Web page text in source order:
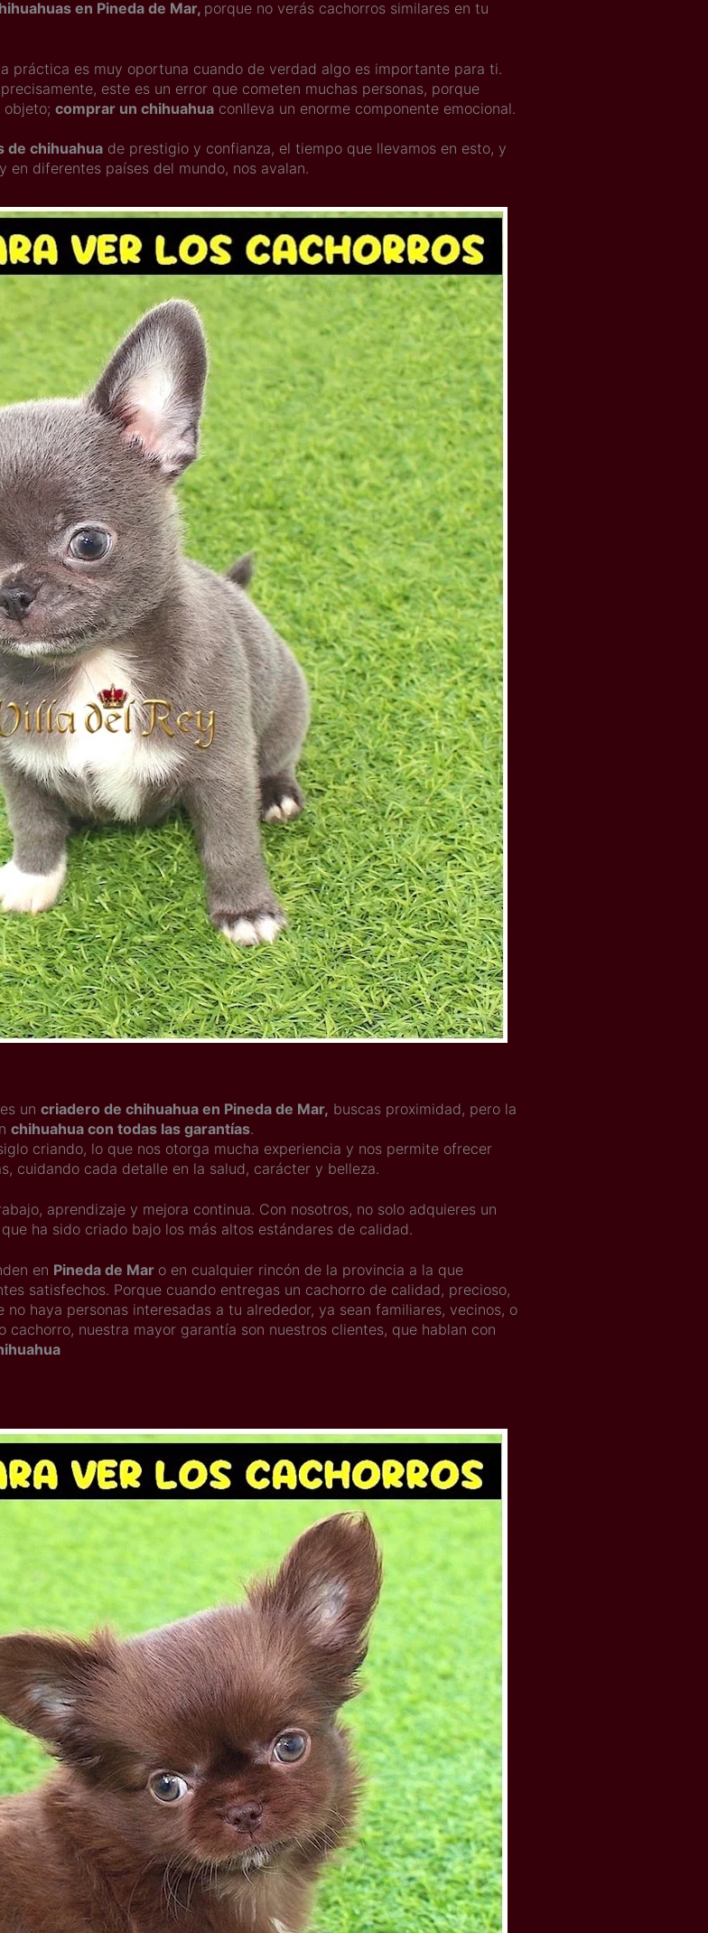
en Pineda de Mar, porque no verás cachorros similares en tu
práctica es muy oportuna cuando de verdad algo es importante para ti.
este es un error que cometen muchas personas, porque
objeto; comprar un chihuahua conlleva un enorme componente emocional.
de chihuahua de prestigio y confianza, el tiempo que llevamos en esto, y
en diferentes países del mundo, nos avalan.
un criadero de chihuahua en Pineda de Mar, buscas proximidad, pero la
chihuahua con todas las garantías.
criando, lo que nos otorga mucha experiencia y nos permite ofrecer
cuidando cada detalle en la salud, carácter y belleza.
aprendizaje y mejora continua. Con nosotros, no solo adquieres un
ha sido criado bajo los más altos estándares de calidad.
en Pineda de Mar o en cualquier rincón de la provincia a la que
satisfechos. Porque cuando entregas un cachorro de calidad, precioso,
haya personas interesadas a tu alrededor, ya sean familiares, vecinos, o
nuestra mayor garantía son nuestros clientes, que hablan con